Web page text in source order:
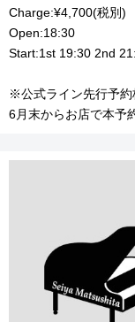
Charge:¥4,700(税別)
Open:18:30
Start:1st 19:30 2nd
※公式ライン先行予約
6月末からお店で本予